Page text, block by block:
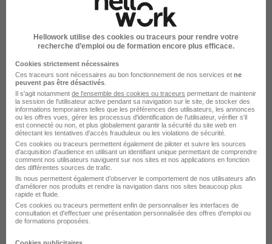
Groupe Hospitalier Paul Guiraud
Villejuif - 94 Stage Temps partiel
Cette offre n’est plus disponible depuis le 30/06/26
Stages Psychologie 2026 - 2027 H/F
Centre Hospitalier La Chartreuse
Dijon - 21
Cette offre n’est plus disponible depuis le 20/06/26
Hellowork utilise des cookies ou traceurs pour rendre votre
recherche d’emploi ou de formation encore plus efficace.
Cookies strictement nécessaires
Ces traceurs sont nécessaires au bon fonctionnement de nos services et ne
peuvent pas être désactivés
Il s'agit notamment de l'ensemble des cookies ou traceurs permettant de maintenir
la session de l'utilisateur active pendant sa navigation sur le site, de stocker des
informations temporaires telles que les préférences des utilisateurs, les annonces
ou les offres vues, gérer les processus d'identification de l'utilisateur, vérifier s'il
est connecté ou non, et plus globalement garantir la sécurité du site web en
détectant les tentatives d'accès frauduleux ou les violations de sécurité.
Ces cookies ou traceurs permettent également de piloter et suivre les sources
d'acquisition d'audience en utilisant un identifiant unique permettant de comprendre
comment nos utilisateurs naviguent sur nos sites et nos applications en fonction
des différentes sources de trafic.
Ils nous permettent également d’observer le comportement de nos utilisateurs afin
d'améliorer nos produits et rendre la navigation dans nos sites beaucoup plus
rapide et fluide.
Ces cookies ou traceurs permettent enfin de personnaliser les interfaces de
consultation et d'effectuer une présentation personnalisée des offres d'emploi ou
de formations proposées.